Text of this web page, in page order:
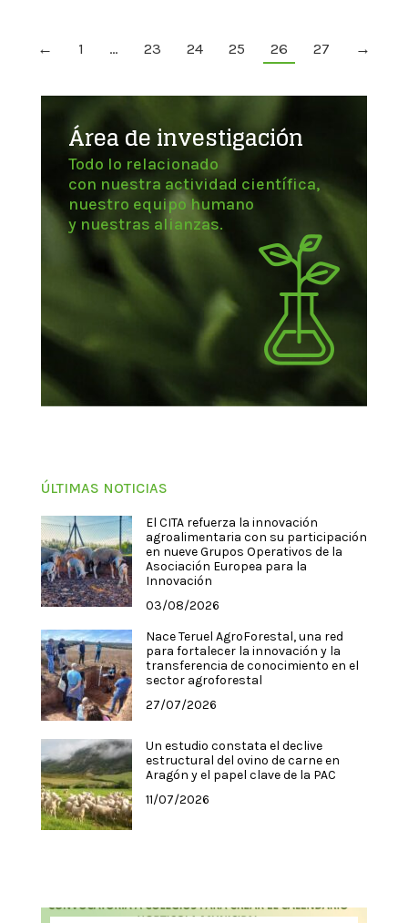
← 1 … 23 24 25 26 27 →
Área de investigación
Todo lo relacionado
con nuestra actividad científica,
nuestro equipo humano
y nuestras alianzas.
ÚLTIMAS NOTICIAS
El CITA refuerza la innovación
agroalimentaria con su participación
en nueve Grupos Operativos de la
Asociación Europea para la
Innovación
03/08/2026
Nace Teruel AgroForestal, una red
para fortalecer la innovación y la
transferencia de conocimiento en el
sector agroforestal
27/07/2026
Un estudio constata el declive
estructural del ovino de carne en
Aragón y el papel clave de la PAC
11/07/2026